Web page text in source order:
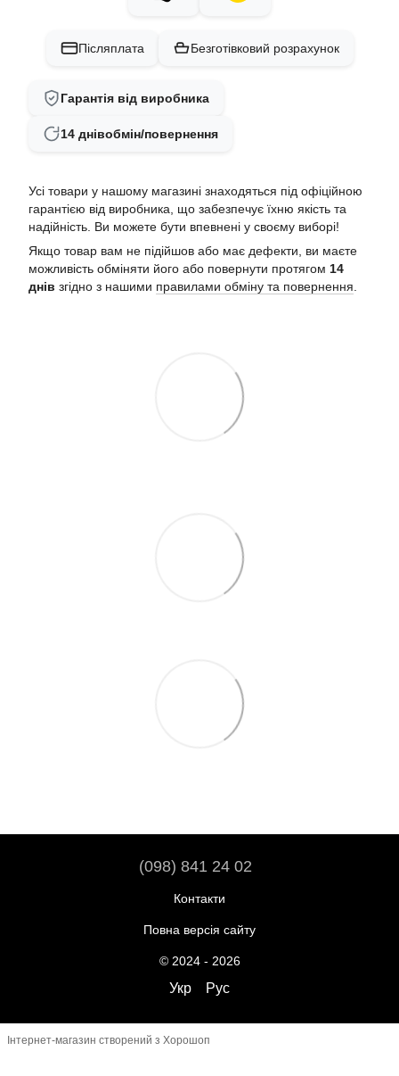
Післяплата Безготівковий розрахунок
Гарантія від виробника
14 днівобмін/повернення
Усі товари у нашому магазині знаходяться під офіційною
гарантією від виробника, що забезпечує їхню якість та
надійність. Ви можете бути впевнені у своєму виборі!
Якщо товар вам не підійшов або має дефекти, ви маєте
можливість обміняти його або повернути протягом 14
днів згідно з нашими правилами обміну та повернення
(098) 841 24 02
Контакти
Повна версія сайту
© 2024 - 2026
Укр Рус
Інтернет-магазин створений з Хорошоп